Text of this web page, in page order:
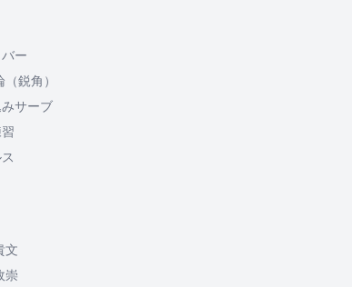
ー
鋭角）
サーブ
文
崇